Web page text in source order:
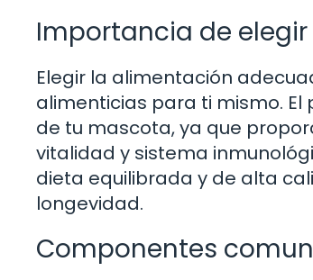
Importancia de
Elegir la alimentación
alimenticias para ti mismo.
de tu mascota, ya que
vitalidad y sistema
dieta equilibrada y de alta
longevidad.
Componentes